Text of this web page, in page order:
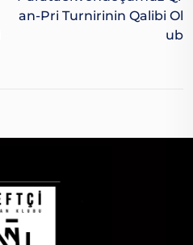
An-Pri Turnirinin Qalibi Ol
Ub